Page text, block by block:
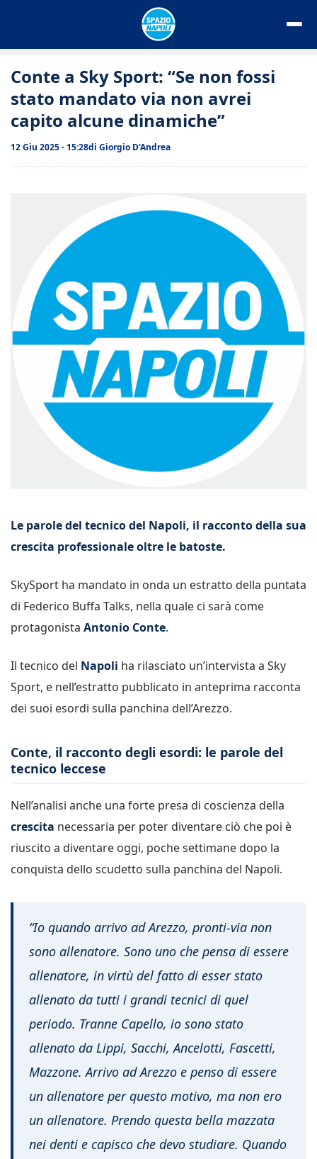
Conte a Sky Sport: “Se non fossi
stato mandato via non avrei
capito alcune dinamiche”
12 Giu 2025 - 15:28di Giorgio D'Andrea
Le parole del tecnico del Napoli, il racconto della sua
crescita professionale oltre le batoste.
SkySport ha mandato in onda un estratto della puntata
di Federico Buffa Talks, nella quale ci sarà come
protagonista Antonio Conte.
Il tecnico del Napoli ha rilasciato un’intervista a Sky
Sport, e nell’estratto pubblicato in anteprima racconta
dei suoi esordi sulla panchina dell’Arezzo.
Conte, il racconto degli esordi: le parole del
tecnico leccese
Nell’analisi anche una forte presa di coscienza della
crescita necessaria per poter diventare ciò che poi è
riuscito a diventare oggi, poche settimane dopo la
conquista dello scudetto sulla panchina del Napoli.
“Io quando arrivo ad Arezzo, pronti-via non
sono allenatore. Sono uno che pensa di essere
allenatore, in virtù del fatto di esser stato
allenato da tutti i grandi tecnici di quel
periodo. Tranne Capello, io sono stato
allenato da Lippi, Sacchi, Ancelotti, Fascetti,
Mazzone. Arrivo ad Arezzo e penso di essere
un allenatore per questo motivo, ma non ero
un allenatore. Prendo questa bella mazzata
nei denti e capisco che devo studiare. Quando